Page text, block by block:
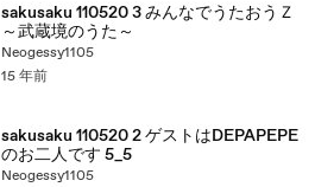
sakusaku 110520 3 みんなでうたおうＺ
～武蔵境のうた～
Neogessy1105
15 年前
sakusaku 110520 2 ゲストはDEPAPEPE
のお二人です 5_5
Neogessy1105